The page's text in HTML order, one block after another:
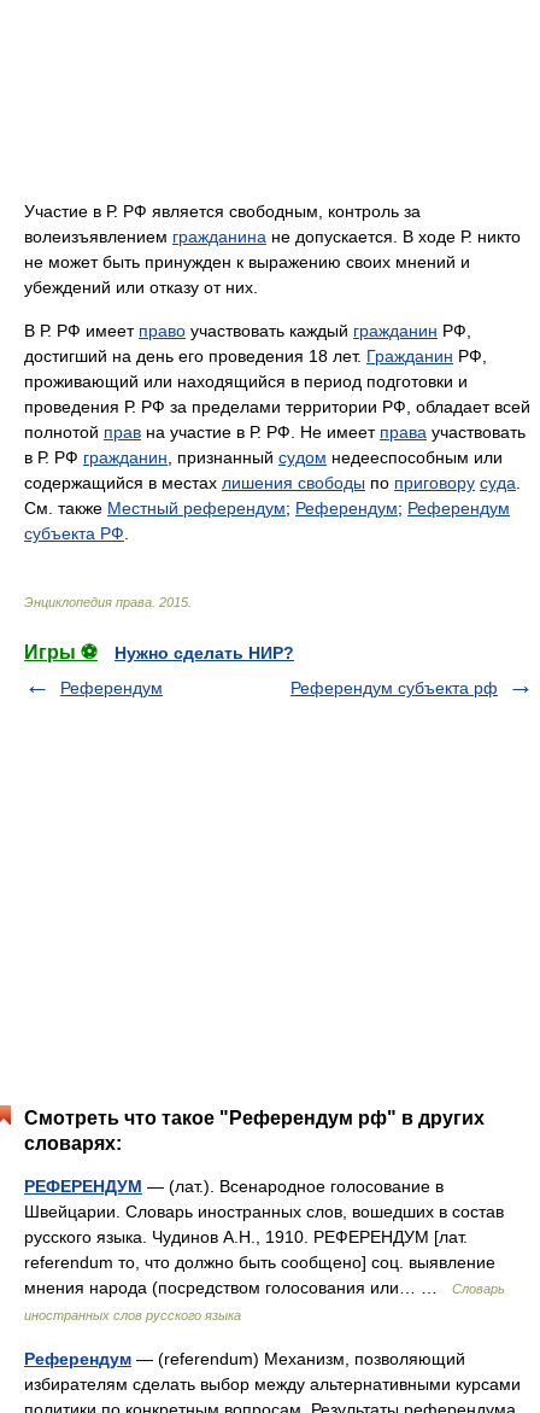
Участие в Р. РФ является свободным, контроль за
волеизъявлением гражданина не допускается. В ходе Р. никто
не может быть принужден к выражению своих мнений и
убеждений или отказу от них.
В Р. РФ имеет право участвовать каждый гражданин РФ,
достигший на день его проведения 18 лет. Гражданин РФ,
проживающий или находящийся в период подготовки и
проведения Р. РФ за пределами территории РФ, обладает всей
полнотой прав на участие в Р. РФ. Не имеет права участвовать
в Р. РФ гражданин , признанный судом недееспособным или
содержащийся в местах лишения свободы по приговору суда
См. также Местный референдум; Референдум; Референдум
субъекта РФ
Энциклопедия права 2015
Игры ⚽
Нужно сделать НИР?
Референдум
Референдум субъекта рф
Смотреть что такое "Референдум рф" в других
словарях:
РЕФЕРЕНДУМ — (лат.). Всенародное голосование в
Швейцарии. Словарь иностранных слов, вошедших в состав
русского языка. Чудинов А.Н., 1910. РЕФЕРЕНДУМ [лат.
referendum то, что должно быть сообщено] соц. выявление
мнения народа (посредством голосования или… …
Словарь
иностранных слов русского языка
Референдум — (referendum) Механизм, позволяющий
избирателям сделать выбор между альтернативными курсами